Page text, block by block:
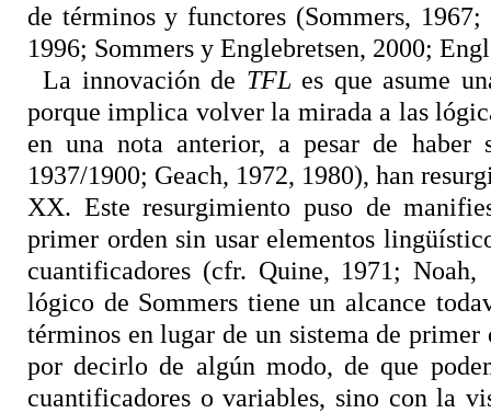
de términos y functores (Sommers,
1996; Sommers y Englebretsen, 2000;
La innovación de TFLes que asume
porque implica volver la mirada a las
en una nota anterior, a pesar de haber
1937/1900; Geach, 1972, 1980), han
XX. Este resurgimiento puso de
primer orden sin usar elementos
cuantificadores (cfr. Quine, 1971;
lógico de Sommers tiene un alcance
términos en lugar de un sistema de
por decirlo de algún modo, de que
cuantificadores o variables, sino con la